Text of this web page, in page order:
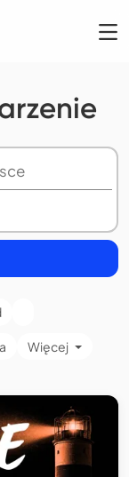
Więcej